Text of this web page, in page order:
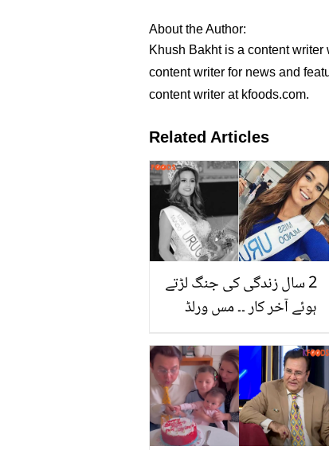
About the Author:
Khush Bakht is a content
content writer for news and
content writer at kfoods.com.
Related Articles
2 سال زندگی کی جنگ لڑتے
ہوئے آخر کار ۔۔ مس ورلڈ
نمائندگی کرنے والی نوجوان
لڑکی کیسے انتقال کر گئی؟